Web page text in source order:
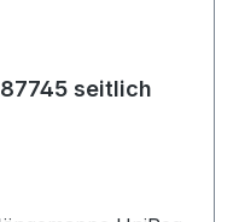
seitlich